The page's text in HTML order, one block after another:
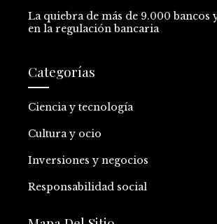
La quiebra de más de 9.000 bancos
en la regulación bancaria
Categorías
Ciencia y tecnología
Cultura y ocio
Inversiones y negocios
Responsabilidad social